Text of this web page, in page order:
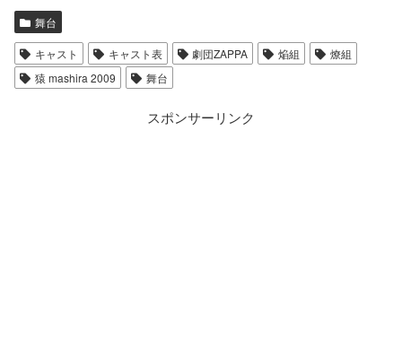
舞台
キャスト キャスト表 劇団ZAPPA 焔組
燎組
猿 mashira 2009
舞台
スポンサーリンク